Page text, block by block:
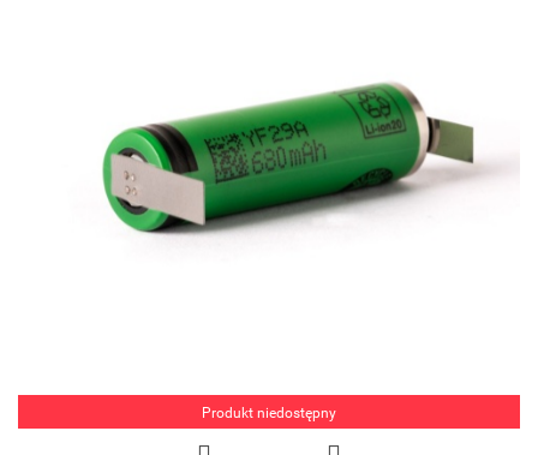
Produkt niedostępny